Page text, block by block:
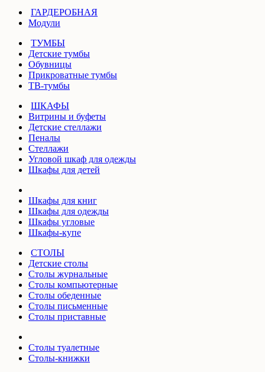
ГАРДЕРОБНАЯ
Модули
ТУМБЫ
Детские тумбы
Обувницы
Прикроватные тумбы
ТВ-тумбы
ШКАФЫ
Витрины и буфеты
Детские стеллажи
Пеналы
Стеллажи
Угловой шкаф для одежды
Шкафы для детей
Шкафы для книг
Шкафы для одежды
Шкафы угловые
Шкафы-купе
СТОЛЫ
Детские столы
Столы журнальные
Столы компьютерные
Столы обеденные
Столы письменные
Столы приставные
Столы туалетные
Столы-книжки